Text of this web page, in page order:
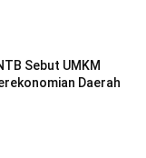
Sebut UMKM
Daerah